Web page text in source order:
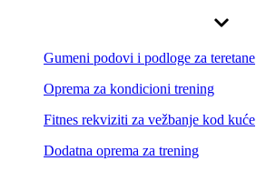
Gumeni podovi i podloge za teretane
Oprema za kondicioni trening
Fitnes rekviziti za vežbanje kod kuće
Dodatna oprema za trening